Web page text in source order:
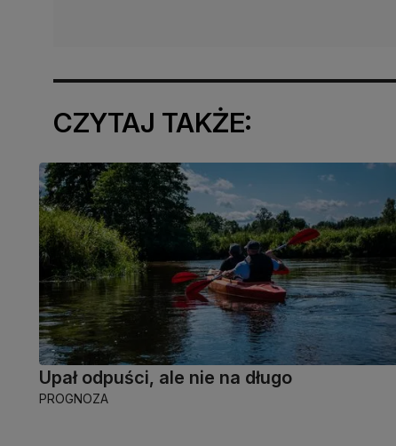
CZYTAJ TAKŻE:
Upał odpuści, ale nie na długo
PROGNOZA